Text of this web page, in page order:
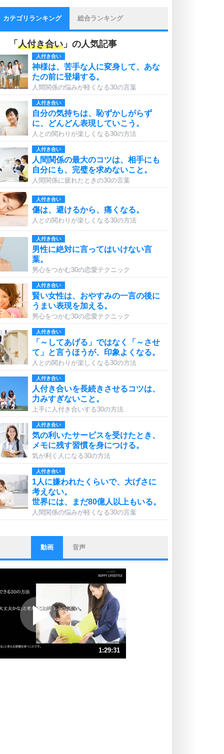
カテゴリランキング 総合ランキング
「 人付き合い 」の人気記事
人付き合い
神様は、苦手な人に変身して、あな
たの前に登場する。
人間関係の悩みが軽くなる30の言葉
人付き合い
自分の気持ちは、恥ずかしがらず
に、どんどん表現していこう。
人との関わりが楽しくなる30の方法
人付き合い
人間関係の最大のコツは、相手にも
自分にも、完璧を求めないこと。
人間関係に疲れたときの30の言葉
人付き合い
傷は、避けるから、痛くなる。
人との関わりが楽しくなる30の方法
人付き合い
男性に絶対に言ってはいけない言
葉。
男心をつかむ30の恋愛テクニック
人付き合い
賢い女性は、おやすみの一言の後に
うまい表現を加える。
男心をつかむ30の恋愛テクニック
人付き合い
「～してあげる」ではなく「～させ
て」と言うほうが、印象よくなる。
人との関わりが楽しくなる30の方法
人付き合い
人付き合いを長続きさせるコツは、
力みすぎないこと。
上手に人付き合いする30の方法
人付き合い
気の利いたサービスを受けたとき、
メモに残す習慣を身につける。
気が利く人になる30の方法
人付き合い
1人に嫌われたくらいで、大げさに
考えない。
世界には、まだ80億人以上もいる。
人間関係の悩みが軽くなる30の言葉
ストレス対策
他人と比べない。
いっそのこと、他人を見ない。
ポジティブになれない原因は、行動
しないから。
ポジティブ思考になる30の方法
ストレス対策
動画 音声
1:29:31